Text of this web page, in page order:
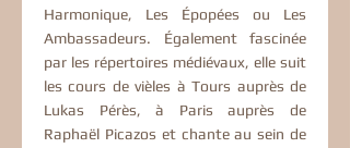
Harmonique, Les Épopées ou Les
Ambassadeurs. Également fascinée
par les répertoires médiévaux, elle suit
les cours de vièles à Tours auprès de
Lukas Pérès, à Paris auprès de
Raphaël Picazos et chante au sein de